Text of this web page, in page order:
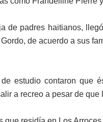
de padres haitia­nos,
de acuerdo a sus
estudio contaron que
a recreo a pe­sar de